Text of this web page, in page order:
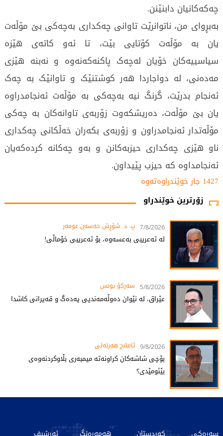
چەکەکانیان دابنێنن.
بەبڕواى من، ناتوانرێت تاوانى چەکدارى بەچەکى بێ مۆڵەت
یان بە مۆڵەت کۆتایى بێت، تا ئەو کاتەى هێزە
سیاسییەکان خۆیان لەچەک پاکنەکەنەوە و نەبنە هێزى
مەدەنى، لە دواجاردا هەر کوشتنێک و تاوانێک بە چەک
ئەنجام بدرێت، گرنگ نیە بەچەکى بە مۆڵەت ئەنجامدراوە
یان بێ مۆڵەت، دەریشکەوت زۆربەى تاوانەکان بە چەکى
مۆڵەتدار ئەنجامدراون و زۆربەى بکەران خەڵکانى چەکدارى
ناو هێزى چەکدارى حیزبەکانن و بەو چەکانە کردەکەیان
ئەنجامداوە کە حیزب پێیداون.
1427 جار خوێندراوەتەوە
زۆرترین خوێندراو
7/8/2026 پ. د. شۆڕش حەسەن عومەر
لە تەعریبی بەعسەوە، بۆ تەعریبی خۆماڵی!
5/8/2026 سەرکۆ یونس
عێراق، لە نێوان دەوڵەمەندیی یەدەگ و قەیرانی کاشدا
9/8/2026 ئامانج هەرتەلى
بۆچی شاشەکان کراونەتە میمبەری بڵاوکردنەوەی
بێئومێدی؟